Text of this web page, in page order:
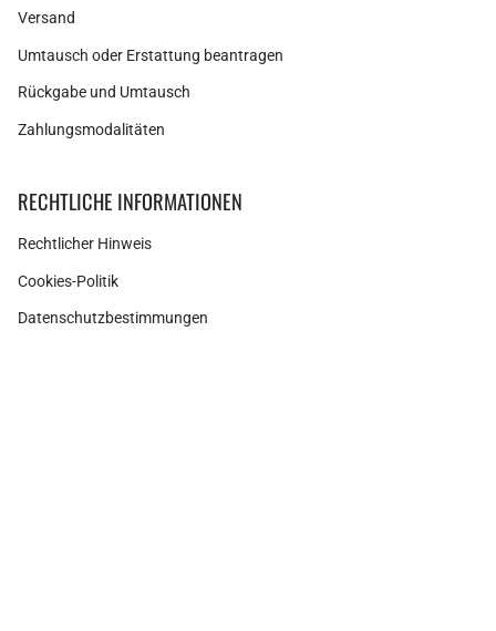
Versand
Umtausch oder Erstattung beantragen
Rückgabe und Umtausch
Zahlungsmodalitäten
RECHTLICHE INFORMATIONEN
Rechtlicher Hinweis
Cookies-Politik
Datenschutzbestimmungen